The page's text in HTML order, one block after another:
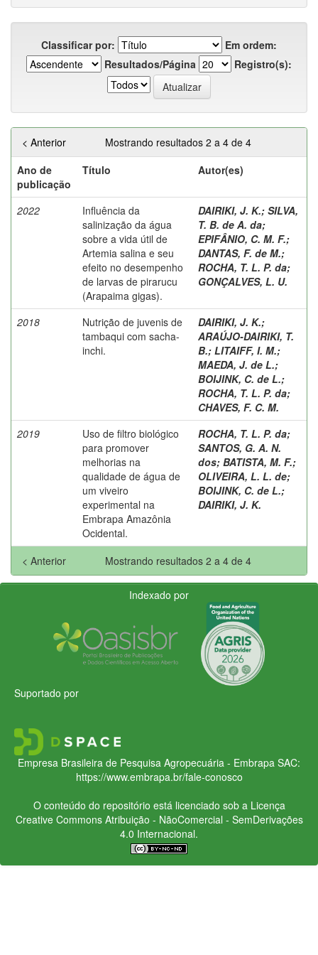
Classificar por:
Em ordem:
Resultados/Página
Registro(s):
Mostrando resultados 2 a 4 de 4
< Anterior
Ano de
publicação
Título Autor(es)
2022
Influência da
salinização da água
sobre a vida útil de
Artemia salina e seu
efeito no desempenho
de larvas de pirarucu
(Arapaima gigas).
DAIRIKI, J. K.; SILVA,
T. B. de A. da;
EPIFÂNIO, C. M. F.;
DANTAS, F. de M.;
ROCHA, T. L. P. da;
GONÇALVES, L. U.
2018
Nutrição de juvenis de
tambaqui com sacha-
inchi.
DAIRIKI, J. K.;
ARAÚJO-DAIRIKI, T.
B.; LITAIFF, I. M.;
MAEDA, J. de L.;
BOIJINK, C. de L.;
ROCHA, T. L. P. da;
CHAVES, F. C. M.
2019
Uso de filtro biológico
para promover
melhorias na
qualidade de água de
um viveiro
experimental na
Embrapa Amazônia
Ocidental.
ROCHA, T. L. P. da;
SANTOS, G. A. N.
dos; BATISTA, M. F.;
OLIVEIRA, L. L. de;
BOIJINK, C. de L.;
DAIRIKI, J. K.
Mostrando resultados 2 a 4 de 4
< Anterior
Indexado por
Suportado por
Empresa Brasileira de Pesquisa Agropecuária - Embrapa SAC:
https://www.embrapa.br/fale-conosco
O conteúdo do repositório está licenciado sob a Licença
Creative CommonsAtribuição - NãoComercial - SemDerivações
4.0 Internacional.